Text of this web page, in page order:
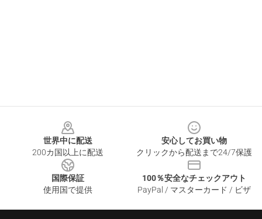
世界中に配送
200カ国以上に配送
安心してお買い物
クリックから配送まで24/7保護
国際保証
使用国で提供
100％安全なチェックアウト
PayPal / マスターカード / ビザ